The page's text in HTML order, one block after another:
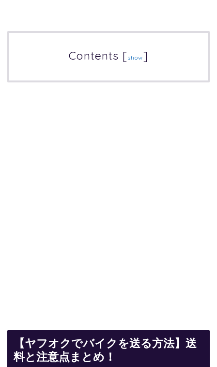
Contents [show]
【ヤフオクでバイクを送る方法】送
料と注意点まとめ！